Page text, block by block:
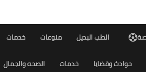
الطب البديل منوعات خدمات
حوادث وقضايا خدمات الصحه والجمال